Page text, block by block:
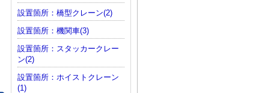
設置箇所：橋型クレーン(2)
設置箇所：機関車(3)
設置箇所：スタッカークレー
ン(2)
設置箇所：ホイストクレーン
(1)